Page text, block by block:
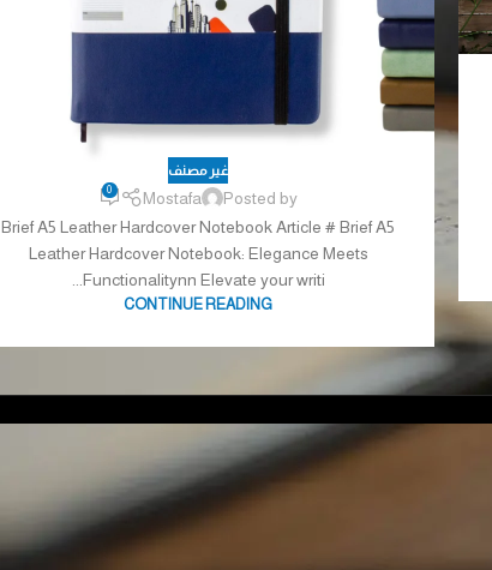
غير مصنف
Posted by
Mostafa
0
Brief A5 Leather Hardcover Notebook Article # Brief A5
Leather Hardcover Notebook: Elegance Meets
Functionalitynn Elevate your writi...
CONTINUE READING